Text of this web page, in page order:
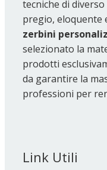
tecniche di
pregio, eloquente
zerbini
selezionato la
prodotti
da garantire la
professioni per
Link Utili